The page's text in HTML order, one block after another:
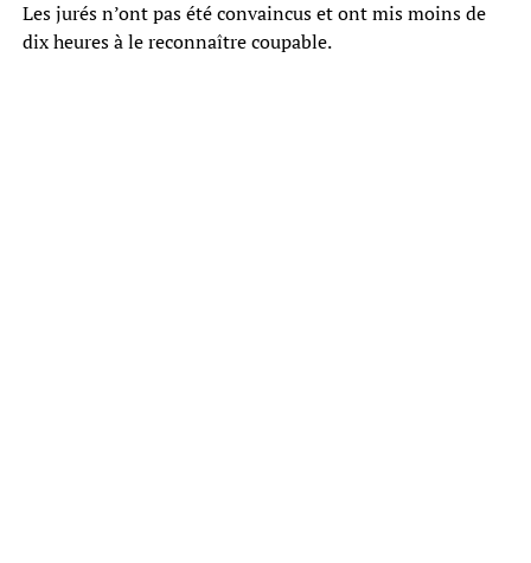
Les jurés n’ont pas été convaincus et ont mis moins de
dix heures à le reconnaître coupable.